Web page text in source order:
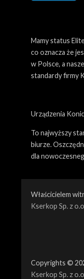
Mamy status
co oznacza że
w Polsce, a
standardy firmy
Urządzenia
To najwyższy
biurze.
dla
Właścicielem
Kserkop Sp. z
Copyrights ©
Kserkop Sp. z